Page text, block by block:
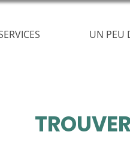
UN PEU